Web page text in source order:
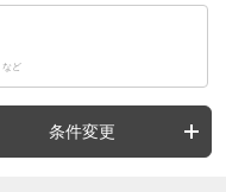
など
条件変更